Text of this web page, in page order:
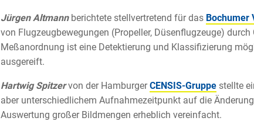
Jürgen Altmannberichtete stellvertretend für das Bochumer
von Flugzeugbewegungen (Propeller, Düsenflugzeuge)
Meßanordnung ist eine Detektierung und Klassifizierung
ausgereift.
Hartwig Spitzervon der HamburgerCENSIS-Gruppestellte
aber unterschiedlichem Aufnahmezeitpunkt auf die
Auswertung großer Bildmengen erheblich vereinfacht.